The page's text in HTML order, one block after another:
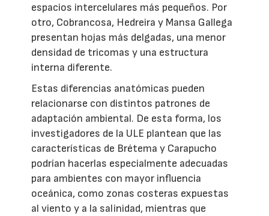
espacios intercelulares más pequeños. Por
otro, Cobrancosa, Hedreira y Mansa Gallega
presentan hojas más delgadas, una menor
densidad de tricomas y una estructura
interna diferente.
Estas diferencias anatómicas pueden
relacionarse con distintos patrones de
adaptación ambiental. De esta forma, los
investigadores de la ULE plantean que las
características de Brétema y Carapucho
podrían hacerlas especialmente adecuadas
para ambientes con mayor influencia
oceánica, como zonas costeras expuestas
al viento y a la salinidad, mientras que